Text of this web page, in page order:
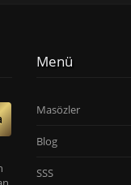
Menü
Masözler
Blog
SSS